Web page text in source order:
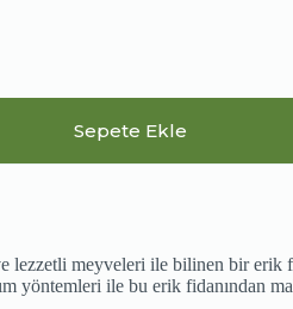
Sepete Ekle
meyveleri ile bilinen bir erik
yöntemleri ile bu erik fidanından